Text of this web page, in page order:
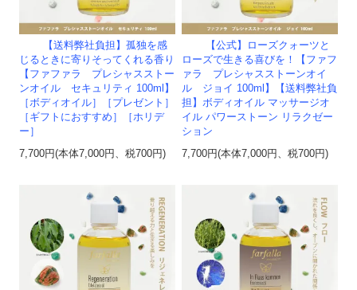
【送料弊社負担】孤独を感
じるときに寄りそってくれる香り
【ファファラ プレシャスストー
ンオイル セキュリティ 100ml】
［ボディオイル］［プレゼント］
［ギフトにおすすめ］［ホリデ
ー］
7,700円(本体7,000円、税700円)
【公式】ローズクォーツと
ローズで生きる喜びを！【ファフ
ァラ プレシャスストーンオイ
ル ジョイ 100ml】【送料弊社負
担】ボディオイル マッサージオ
イル パワーストーン リラクゼー
ション
7,700円(本体7,000円、税700円)